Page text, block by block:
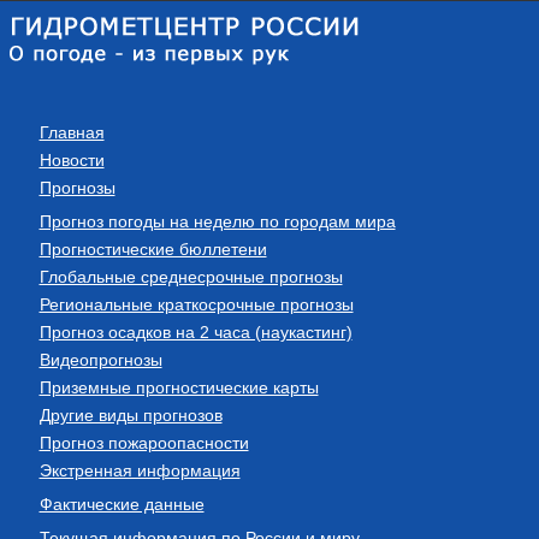
Главная
Новости
Прогнозы
Прогноз погоды на неделю по городам мира
Прогностические бюллетени
Глобальные среднесрочные прогнозы
Региональные краткосрочные прогнозы
Прогноз осадков на 2 часа (наукастинг)
Видеопрогнозы
Приземные прогностические карты
Другие виды прогнозов
Прогноз пожароопасности
Экстренная информация
Фактические данные